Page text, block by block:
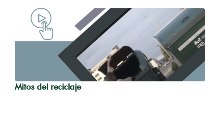
Mitos del reciclaje